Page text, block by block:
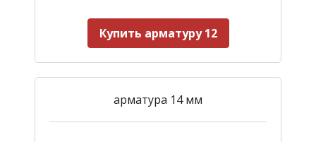
Купить арматуру 12
арматура 14 мм